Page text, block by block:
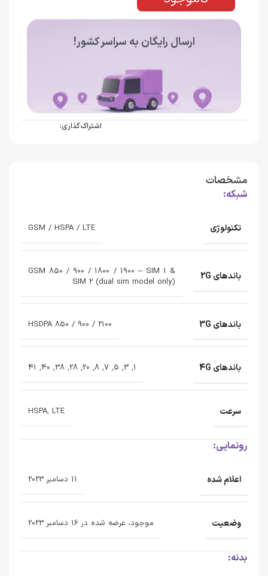
ارسال رایگان به سراسر کشور!
اشتراک گذاری:
مشخصات
شبکه:
تکنولوژی GSM / HSPA / LTE
باندهای 2G
GSM 850 / 900 / 1800 / 1900 – SIM 1 &
SIM 2 (dual sim model only)
باندهای 3G HSDPA 850 / 900 / 2100
باندهای 4G 1, 3, 5, 7, 8, 20, 28, 38, 40, 41
سرعت HSPA, LTE
رونمایی:
اعلام شده 11 دسامبر 2023
وضعیت موجود، عرضه شده در 16 دسامبر 2023
بدنه: